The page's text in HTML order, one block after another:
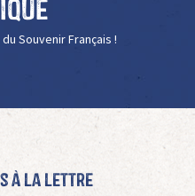
Souvenir Français !
à La Lettre